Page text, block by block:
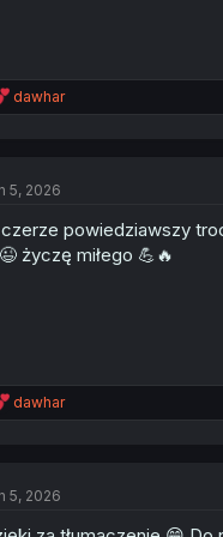
R
e
i
n
s
:
dawhar
5, 2026
powiedziawszy
życzę miłego 💪🔥
R
e
i
dawhar
5, 2026